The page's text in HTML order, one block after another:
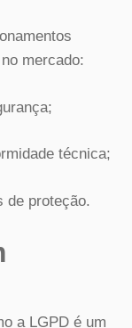
mercado:
técnica;
de proteção.
a LGPD é um